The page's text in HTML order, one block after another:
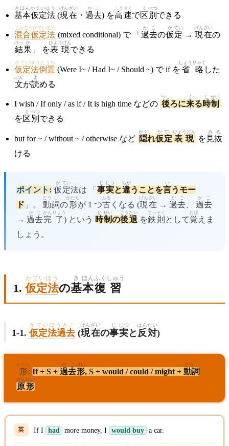
基本仮定法
きほんかていほう
(現在
げんざい
・ 過去
かこ
) を高速
こうそく
で区
く
別
べつ
できる
混合仮定法
こんごうかていほう
(mixed conditional) で 「 過去
かこ
の仮
か
定
てい
→ 現
げん
在
ざい
の
結
けっ
果
か
」 を表現
ひょうげん
できる
仮定法倒置
かていほうとうち
(Were I~ / Had I~ / Should ~) で if を省略
しょうりゃく
した
文
ぶん
が読
よ
める
I wish / If only / as if / It is high time などの 後
うし
ろに来
く
る時
じ
制
せい
を区
く
別
べつ
できる
but for ~ / without ~ / otherwise など 隠
かく
れ仮
か
定
てい
表現
ひょうげん
を 見抜
みぬ
ける
ポイント: 仮
か
定
てい
法は 「 事
じ
実
じつ
と違
ちが
うことを言
い
うモー
ド 」。 動
どう
詞
し
の形
かたち
が 1 つ古
ふる
くなる (現
げん
在
ざい
→ 過去
かこ
過去
かこ
→ 過去
かこ
完
かん
了
りょう
) という 時
じ
制
せい
の後
こう
退
たい
を鉄
てっ
則
そく
として覚
おぼ
えま
しょう。
1.仮定法
かていほう
の基
き
本
ほん
復
ふく
習
しゅう
1-1.仮定法過去
かていほうかこ
(現
げん
在
ざい
の事
じ
実
じつ
と 反
はん
対
たい
)
形
かたち
: If + S + 過去
かこ
形
けい
, S + would / could / might + 動詞
どうし
原形
げんけい
If I had more money, I would buy a car.